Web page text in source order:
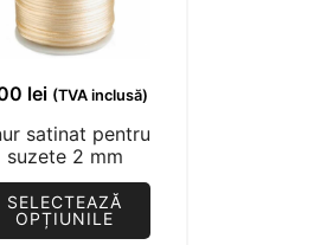
lei (TVA inclusă)
satinat pentru
suzete 2 mm
SELECTEAZĂ
OPȚIUNILE